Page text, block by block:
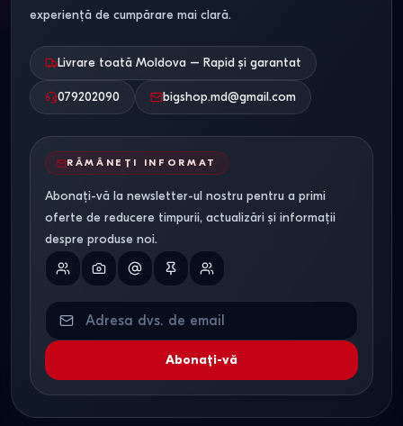
experiență de cumpărare mai clară.
Livrare toată Moldova – Rapid și garantat
079202090 bigshop.md@gmail.com
RĂMÂNEȚI INFORMAT
Abonați-vă la newsletter-ul nostru pentru a primi
oferte de reducere timpurii, actualizări și informații
despre produse noi.
Abonați-vă